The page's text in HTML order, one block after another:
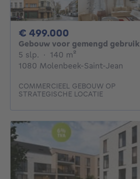
€ 499.000
Gebouw voor gemengd gebruik
5 slp. 5 slaapkamers
· 140 m²
1080 Molenbeek-Saint-Jean
COMMERCIEEL GEBOUW OP
STRATEGISCHE LOCATIE